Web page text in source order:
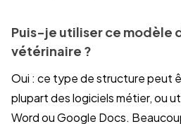
Puis-je utiliser ce modèle
vétérinaire ?
Oui : ce type de structure peut
plupart des logiciels métier, ou
Word ou Google Docs.